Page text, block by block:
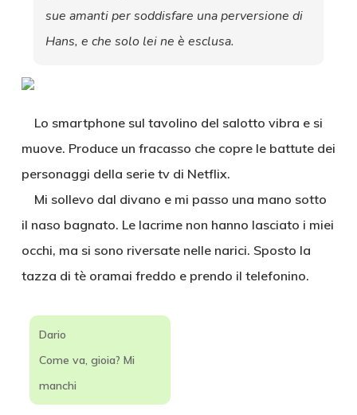
sue amanti per soddisfare una perversione di
Hans, e che solo lei ne è esclusa.
Lo smartphone sul tavolino del salotto vibra e si
muove. Produce un fracasso che copre le battute dei
personaggi della serie tv di Netflix.
Mi sollevo dal divano e mi passo una mano sotto
il naso bagnato. Le lacrime non hanno lasciato i miei
occhi, ma si sono riversate nelle narici. Sposto la
tazza di tè oramai freddo e prendo il telefonino.
Dario
Come va, gioia? Mi
manchi